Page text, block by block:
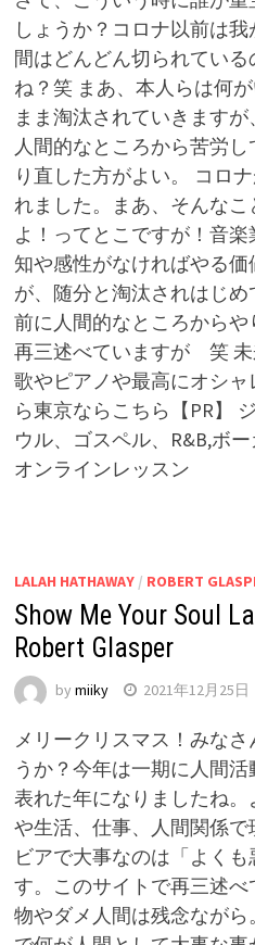
しょうか？コロナ以前は
間はどんどん切られてい
ね？笑 まあ、本人らは何
まま淘汰されていきます
人間的なところから苦労
り直した方がよい。 コロ
れました。まあ、そんな
よ！ってとこですが！音
知や感性がなければやる
が、随分と淘汰されはじ
前に人間的なところから
再三述べていますが 笑 未
歌やピアノや最高にオシ
ら東京ならこちら【PR】
ウル、ゴスペル、R&B,ボ
オンラインレッスン
LALAH HATHAWAY/ ROBERT
Show Me Your Soul
Robert Glasper
by miiky 2021年12月25日
メリークリスマス！みな
うか？今年は一期に人間
表れた年になりましたね
や生活、仕事、人間関係
ビアで大事なのは「よく
す。このサイトで再三述
物やダメ人間は残念なが